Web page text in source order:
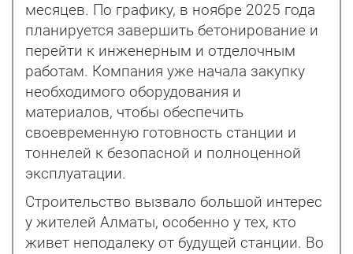
месяцев. По графику, в ноябре 2025 года
планируется завершить бетонирование и
перейти к инженерным и отделочным
работам. Компания уже начала закупку
необходимого оборудования и
материалов, чтобы обеспечить
своевременную готовность станции и
тоннелей к безопасной и полноценной
эксплуатации.
Строительство вызвало большой интерес
у жителей Алматы, особенно у тех, кто
живет неподалеку от будущей станции. Во